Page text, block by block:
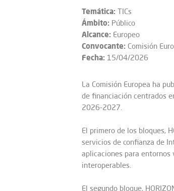
Temática: TICs
Ámbito: Público
Alcance: Europeo
Convocante: Comisión
Fecha: 15/04/2026
La Comisión Europea ha
de financiación centrados
2026-2027.
El primero de los bloques,
servicios de confianza de
aplicaciones para
interoperables.
El segundo bloque,